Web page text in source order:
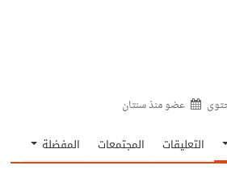
عضو منذسنتان
التعليقات المجتمعات المفضلة